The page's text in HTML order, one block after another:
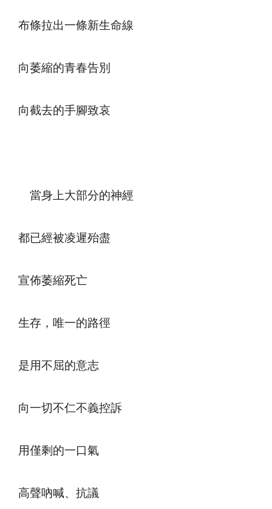
布條拉出一條新生命線
向萎縮的青春告別
向截去的手腳致哀
當身上大部分的神經
都已經被凌遲殆盡
宣佈萎縮死亡
生存，唯一的路徑
是用不屈的意志
向一切不仁不義控訴
用僅剩的一口氣
高聲吶喊、抗議